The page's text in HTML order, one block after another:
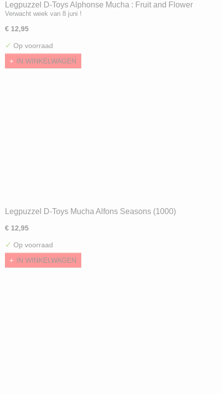
Legpuzzel D-Toys Alphonse Mucha : Fruit and Flower
Dyptich (1000)
Verwacht week van 8 juni !
€ 12,95
✓ Op voorraad
IN WINKELWAGEN
Legpuzzel D-Toys Mucha Alfons Seasons (1000)
€ 12,95
✓ Op voorraad
IN WINKELWAGEN